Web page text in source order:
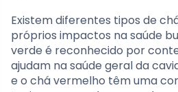
Existem diferentes tipos de
próprios impactos na saúde
verde é reconhecido por
ajudam na saúde geral da
e o chá vermelho têm uma